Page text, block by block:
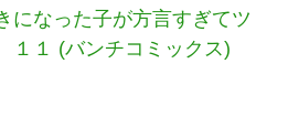
になった子が方言すぎてツ
１ (バンチコミックス)